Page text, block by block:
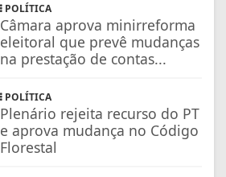
POLÍTICA
Câmara aprova minirreforma
eleitoral que prevê mudanças
na prestação de contas...
POLÍTICA
Plenário rejeita recurso do PT
e aprova mudança no Código
Florestal